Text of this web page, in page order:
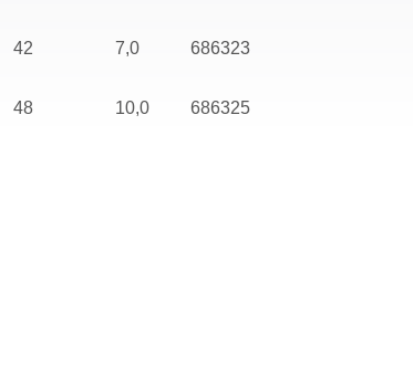
42 7,0 686323
48 10,0 686325